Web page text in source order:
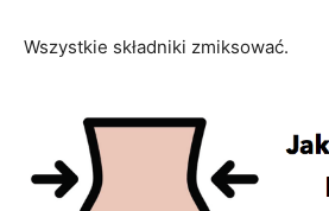
Wszystkie składniki zmiksować.